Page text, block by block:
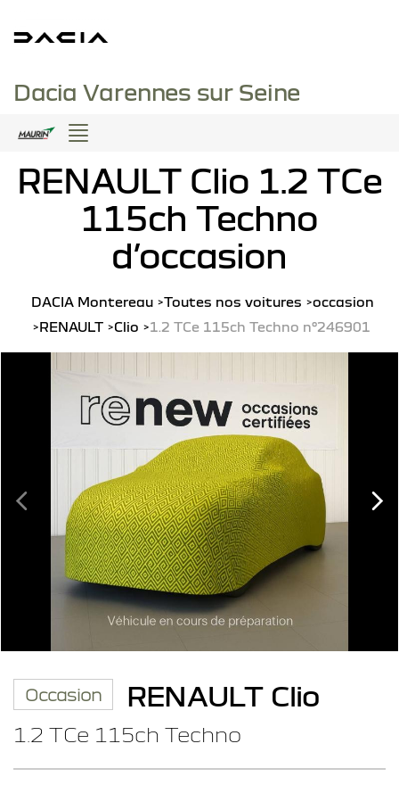
Dacia Varennes sur Seine
Menu
RENAULT Clio 1.2 TCe
115ch Techno
d’occasion
DACIA Montereau Toutes nos voitures
occasion
RENAULT
Clio 1.2 TCe 115ch Techno n°246901
Occasion RENAULT Clio
1.2 TCe 115ch Techno